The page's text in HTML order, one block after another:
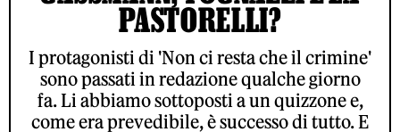
PASTORELLI?
I protagonisti di 'Non ci resta che il crimine'
sono passati in redazione qualche giorno
fa. Li abbiamo sottoposti a un quizzone e,
come era prevedibile, è successo di tutto. E